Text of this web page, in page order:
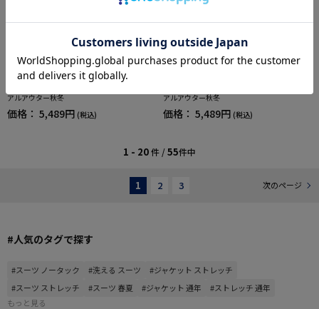
アルアウター秋冬
価格： 5,489円 (税込)
アルアウター秋冬
価格： 5,489円 (税込)
1 - 20件 /55件中
1 2 3 次のページ
#人気のタグで探す
#スーツ ノータック #洗える スーツ
#ジャケット ストレッチ
#スーツ ストレッチ
#スーツ 春夏 #ジャケット 通年
#ストレッチ 通年
もっと見る